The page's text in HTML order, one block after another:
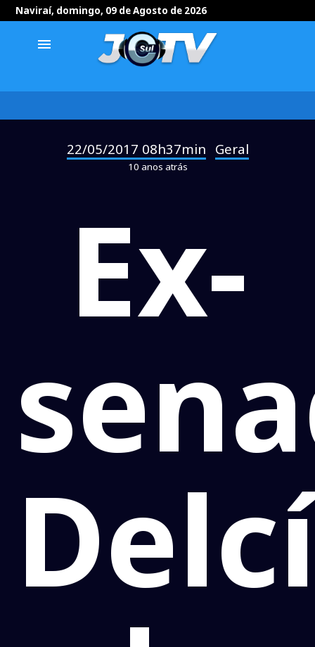
Naviraí, domingo, 09 de Agosto de 2026
menu
22/05/2017 08h37min Geral
10 anos atrás
Ex-